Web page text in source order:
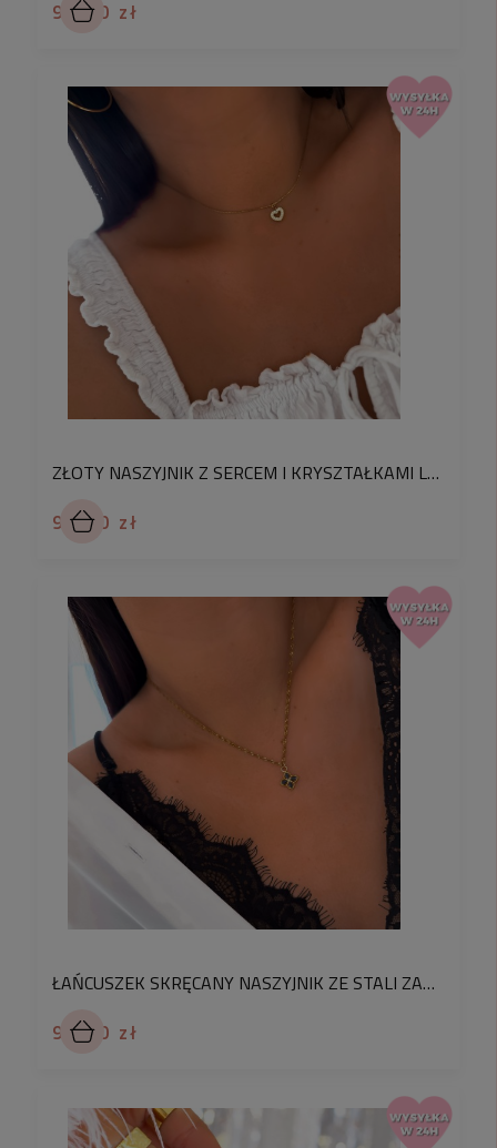
94,90 zł
ZŁOTY NASZYJNIK Z SERCEM I KRYSZTAŁKAMI LOVE STAL CHIRURGICZNA
94,90 zł
ŁAŃCUSZEK SKRĘCANY NASZYJNIK ZE STALI ZAWIESZKA KWIATEK CZARNE KRYSZTAŁKI
99,90 zł